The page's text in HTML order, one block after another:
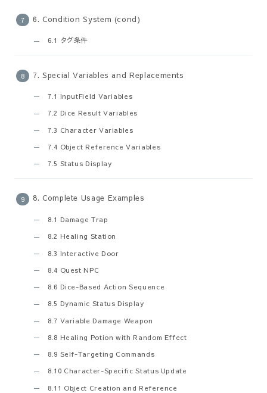
6. Condition System (cond)
6.1 タグ条件
7. Special Variables and Replacements
7.1 InputField Variables
7.2 Dice Result Variables
7.3 Character Variables
7.4 Object Reference Variables
7.5 Status Display
8. Complete Usage Examples
8.1 Damage Trap
8.2 Healing Station
8.3 Interactive Door
8.4 Quest NPC
8.6 Dice-Based Action Sequence
8.5 Dynamic Status Display
8.7 Variable Damage Weapon
8.8 Healing Potion with Random Effect
8.9 Self-Targeting Commands
8.10 Character-Specific Status Update
8.11 Object Creation and Reference